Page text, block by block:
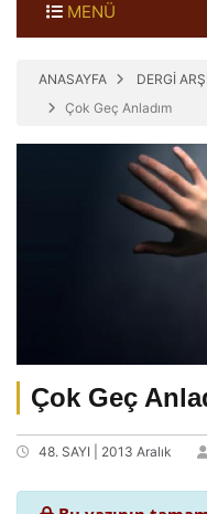
MENÜ
ANASAYFA DERGİ
Çok Geç Anladım
Çok Geç
48. SAYI | 2013 Aralık